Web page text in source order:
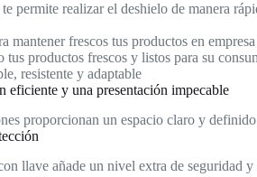
te permite realizar el deshielo de manera
mantener frescos tus productos en
tus productos frescos y listos para su
resistente y adaptable
eficiente y una presentación impecable
proporcionan un espacio claro y
llave añade un nivel extra de seguridad